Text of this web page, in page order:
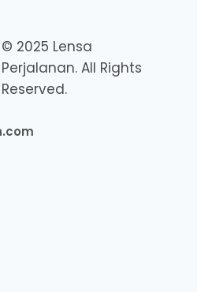
© 2025 Lensa
Perjalanan. All Rights
Reserved.